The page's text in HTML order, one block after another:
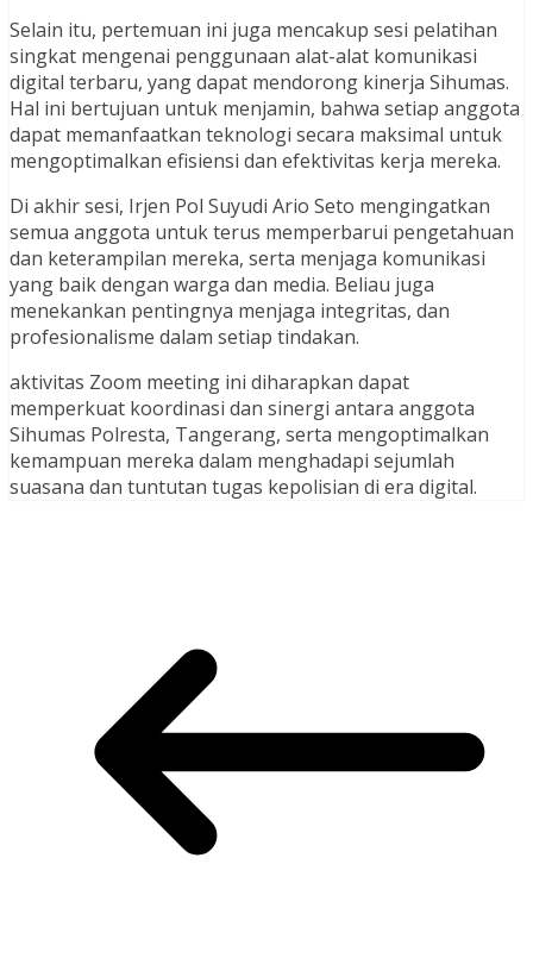
Selain itu, pertemuan ini juga mencakup sesi pelatihan
singkat mengenai penggunaan alat-alat komunikasi
digital terbaru, yang dapat mendorong kinerja Sihumas.
Hal ini bertujuan untuk menjamin, bahwa setiap anggota
dapat memanfaatkan teknologi secara maksimal untuk
mengoptimalkan efisiensi dan efektivitas kerja mereka.
Di akhir sesi, Irjen Pol Suyudi Ario Seto mengingatkan
semua anggota untuk terus memperbarui pengetahuan
dan keterampilan mereka, serta menjaga komunikasi
yang baik dengan warga dan media. Beliau juga
menekankan pentingnya menjaga integritas, dan
profesionalisme dalam setiap tindakan.
aktivitas Zoom meeting ini diharapkan dapat
memperkuat koordinasi dan sinergi antara anggota
Sihumas Polresta, Tangerang, serta mengoptimalkan
kemampuan mereka dalam menghadapi sejumlah
suasana dan tuntutan tugas kepolisian di era digital.